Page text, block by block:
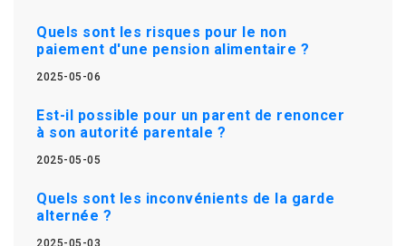
Quels sont les risques pour le non
paiement d'une pension alimentaire ?
2025-05-06
Est-il possible pour un parent de renoncer
à son autorité parentale ?
2025-05-05
Quels sont les inconvénients de la garde
alternée ?
2025-05-03